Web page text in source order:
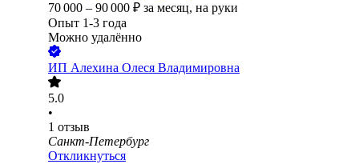
70 000 – 90 000 ₽ за месяц, на руки
Опыт 1-3 года
Можно удалённо
ИП Алехина Олеся Владимировна
5.0
•
1 отзыв
Санкт-Петербург
Откликнуться